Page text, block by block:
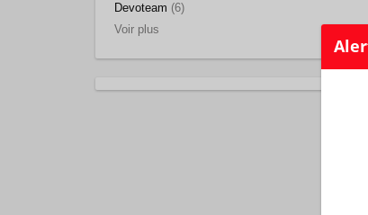
Devoteam (6)
Voir plus